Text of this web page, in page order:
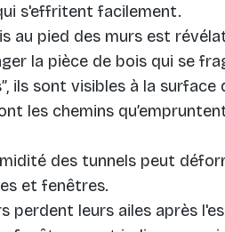
s'effritent facilement.
au pied des murs est
la pièce de bois qui se
ils sont visibles à la surface
les chemins
des tunnels peut
et fenêtres.
leurs ailes après